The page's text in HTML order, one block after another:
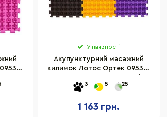
У наявності
Акупунктурний масажний
килимок Лотос Ортек 09533-
3 5 25
1 163 грн.